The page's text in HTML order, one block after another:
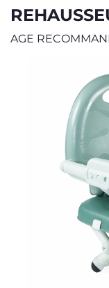
AGE